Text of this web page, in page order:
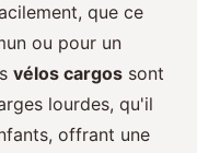
que ce
ou pour un
vélos cargos sont
lourdes, qu'il
offrant une